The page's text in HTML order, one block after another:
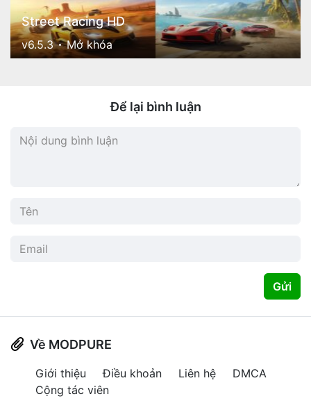
Street Racing HD
v6.5.3 Mở khóa
Để lại bình luận
Gửi
Về MODPURE
Giới thiệu Điều khoản Liên hệ
DMCA
Cộng tác viên